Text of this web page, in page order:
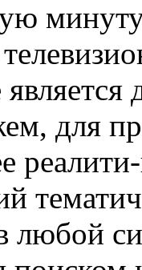
для
любой